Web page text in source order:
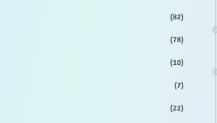
(82)
(78)
(10)
(7)
(22)